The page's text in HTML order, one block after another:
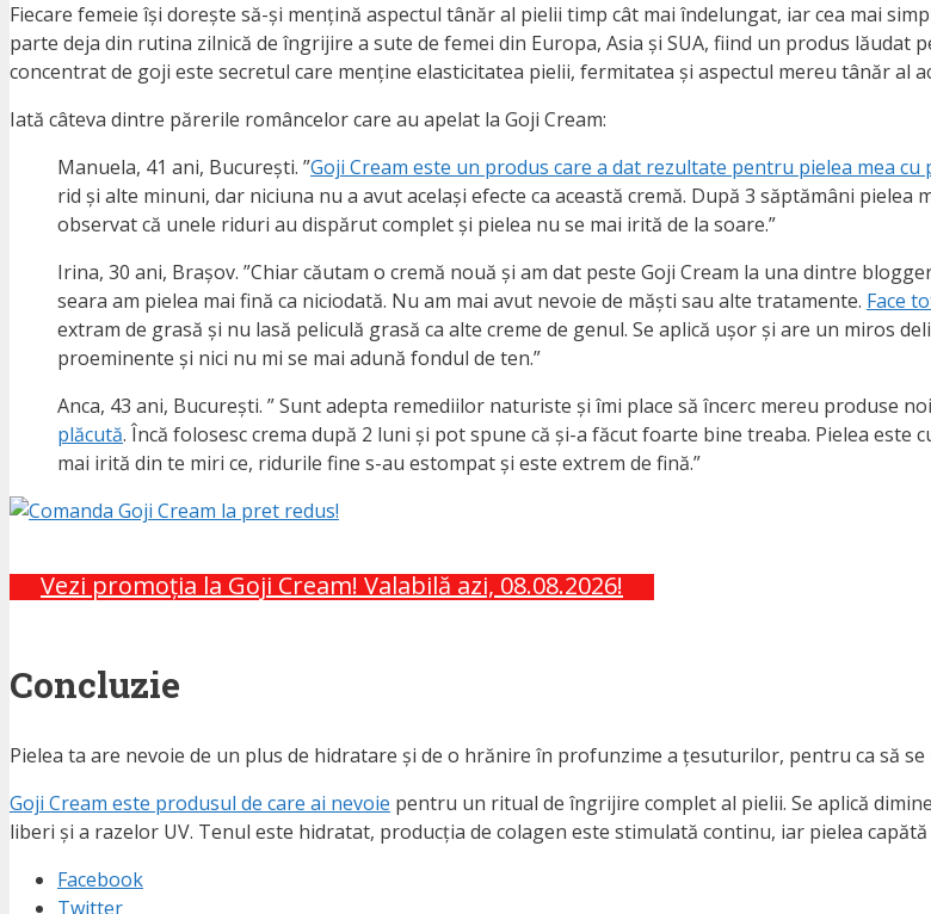
Fiecare femeie își dorește să-și mențină aspectul tânăr al pielii timp cât mai îndelungat, iar cea mai
parte deja din rutina zilnică de îngrijire a sute de femei din Europa, Asia și SUA, fiind un produs
concentrat de goji este secretul care menține elasticitatea pielii, fermitatea și aspectul mereu tânăr al
Iată câteva dintre părerile româncelor care au apelat la Goji Cream:
Manuela, 41 ani, București. ”Goji Cream este un produs care a dat rezultate pentru pielea mea cu
rid și alte minuni, dar niciuna nu a avut același efecte ca această cremă. După 3 săptămâni pielea
observat că unele riduri au dispărut complet și pielea nu se mai irită de la soare.”
Irina, 30 ani, Brașov. ”Chiar căutam o cremă nouă și am dat peste Goji Cream la una dintre
seara am pielea mai fină ca niciodată. Nu am mai avut nevoie de măști sau alte tratamente. Face
extram de grasă și nu lasă peliculă grasă ca alte creme de genul. Se aplică ușor și are un miros
proeminente și nici nu mi se mai adună fondul de ten.”
Anca, 43 ani, București. ” Sunt adepta remediilor naturiste și îmi place să încerc mereu produse
plăcută. Încă folosesc crema după 2 luni și pot spune că și-a făcut foarte bine treaba. Pielea este
mai irită din te miri ce, ridurile fine s-au estompat și este extrem de fină.”
Vezi promoția la Goji Cream! Valabilă azi, 08.08.2026!
Concluzie
Pielea ta are nevoie de un plus de hidratare și de o hrănire în profunzime a țesuturilor, pentru ca să
Goji Cream este produsul de care ai nevoie pentru un ritual de îngrijire complet al pielii. Se aplică
liberi și a razelor UV. Tenul este hidratat, producția de colagen este stimulată continu, iar pielea
Facebook
Twitter